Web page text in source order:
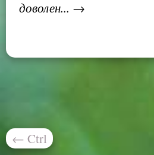
доволен... →
← Ctrl